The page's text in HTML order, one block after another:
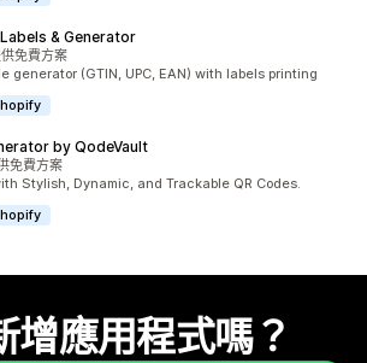
& Generator
免費方案
generator (GTIN, UPC, EAN) with labels printing
by QodeVault
免費方案
Stylish, Dynamic, and Trackable QR Codes.
增應用程式嗎？